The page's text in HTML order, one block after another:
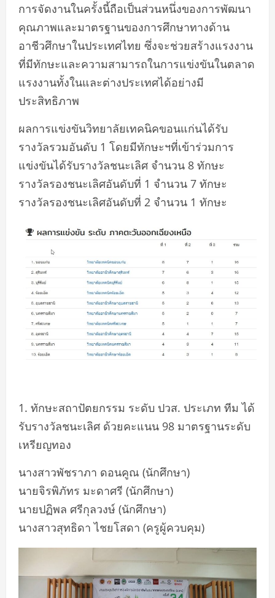
การจัดงานในครั้งนี้ถือเป็นส่วนหนึ่งของการพัฒนา
คุณภาพและมาตรฐานของการศึกษาทางด้าน
อาชีวศึกษาในประเทศไทย ซึ่งจะช่วยสร้างแรงงาน
ที่มีทักษะและความสามารถในการแข่งขันในตลาด
แรงงานทั้งในและต่างประเทศได้อย่างมี
ประสิทธิภาพ
ผลการแข่งขันวิทยาลัยเทคนิคขอนแก่นได้รับ
รางวัลรวมอันดับ 1 โดยมีทักษะฯที่เข้าร่วมการ
แข่งขันได้รับรางวัลชนะเลิศ จำนวน 8 ทักษะ
รางวัลรองชนะเลิศอันดับที่ 1 จำนวน 7 ทักษะ
รางวัลรองชนะเลิศอันดับที่ 2 จำนวน 1 ทักษะ
1. ทักษะสถาปัตยกรรม ระดับ ปวส. ประเภท ทีม ได้
รับรางวัลชนะเลิศ ด้วยคะแนน 98 มาตรฐานระดับ
เหรียญทอง
นางสาวพัชราภา ดอนคูณ (นักศึกษา)
นายจิรพิภัทร มะดาศรี (นักศึกษา)
นายปฏิพล ศรีกุลวงษ์ (นักศึกษา)
นางสาวสุทธิดา ไชยโสดา (ครูผู้ควบคุม)